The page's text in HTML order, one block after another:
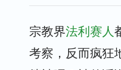
宗教界法利赛人
考察，反而疯狂